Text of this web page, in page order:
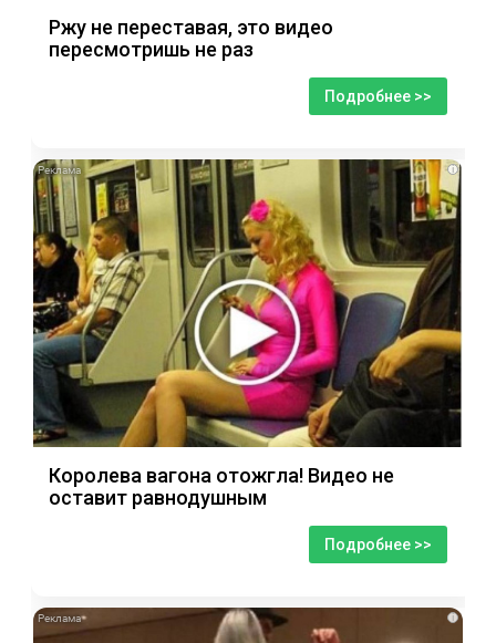
Ржу не переставая, это видео
пересмотришь не раз
Подробнее >>
i
Королева вагона отожгла! Видео не
оставит равнодушным
Подробнее >>
i